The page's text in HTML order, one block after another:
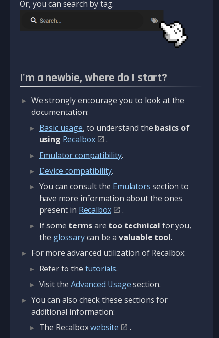
Or, you can search by tag.
I'm a newbie, where do I start?
We strongly encourage you to look at the
documentation:
Basic usage, to understand the basics of
using Recalbox
.
Emulator compatibility.
Device compatibility.
You can consult the Emulators section to
have more information about the ones
present in Recalbox
.
If some termsare too technical for you,
the glossarycan be a valuable tool.
For more advanced utilization of Recalbox:
Refer to the tutorials.
Visit the Advanced Usage section.
You can also check these sections for
additional information:
The Recalboxwebsite
.